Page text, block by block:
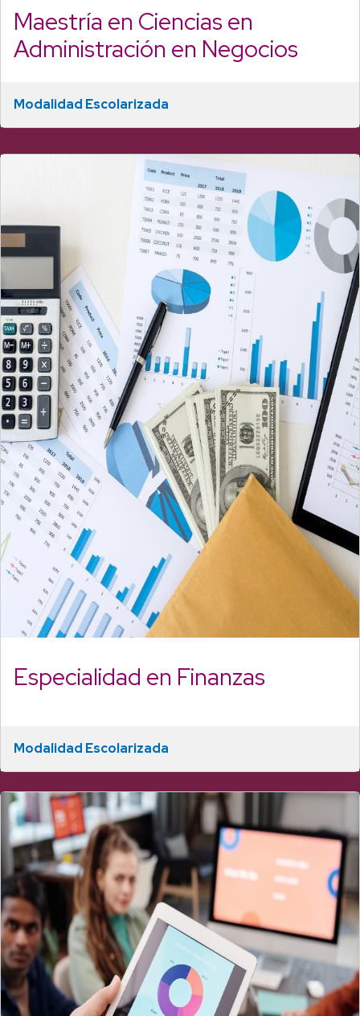
Maestría en Ciencias en
Administración en Negocios
Modalidad Escolarizada
Especialidad en Finanzas
Modalidad Escolarizada